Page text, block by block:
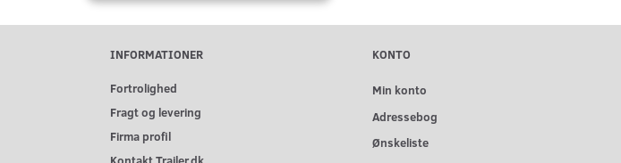
INFORMATIONER
Fortrolighed
Fragt og levering
Firma profil
KONTO
Min konto
Adressebog
Ønskeliste